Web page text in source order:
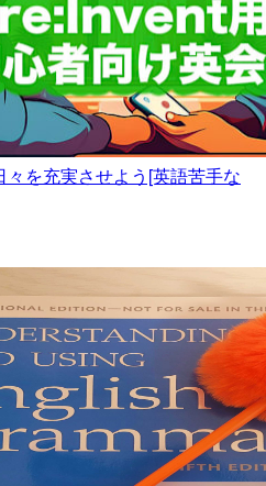
を充実させよう[英語苦手な